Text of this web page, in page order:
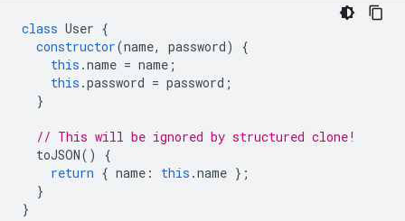
class User {
constructor(name, password)
{
this .name = name ;
this .password = password ;
}
// This will be ignored by structured clone!
toJSON()
{
return { name : this .name };
}
}